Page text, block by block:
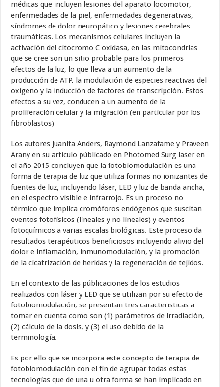
médicas que incluyen lesiones del aparato locomotor,
enfermedades de la piel, enfermedades degenerativas,
síndromes de dolor neuropático y lesiones cerebrales
traumáticas. Los mecanismos celulares incluyen la
activación del citocromo C oxidasa, en las mitocondrias
que se cree son un sitio probable para los primeros
efectos de la luz, lo que lleva a un aumento de la
producción de ATP, la modulación de especies reactivas del
oxígeno y la inducción de factores de transcripción. Estos
efectos a su vez, conducen a un aumento de la
proliferación celular y la migración (en particular por los
fibroblastos).
Los autores Juanita Anders, Raymond Lanzafame y Praveen
Arany en su artículo públicado en Photomed Surg laser en
el año 2015 concluyen que la fotobiomodulación es una
forma de terapia de luz que utiliza formas no ionizantes de
fuentes de luz, incluyendo láser, LED y luz de banda ancha,
en el espectro visible e infrarrojo. Es un proceso no
térmico que implica cromóforos endógenos que suscitan
eventos fotofísicos (lineales y no lineales) y eventos
fotoquímicos a varias escalas biológicas. Este proceso da
resultados terapéuticos beneficiosos incluyendo alivio del
dolor e inflamación, inmunomodulación, y la promoción
de la cicatrización de heridas y la regeneración de tejidos.
En el contexto de las públicaciones de los estudios
realizados con láser y LED que se utilizan por su efecto de
fotobiomodulación, se presentan tres caracteristicas a
tomar en cuenta como son (1) parámetros de irradiación,
(2) cálculo de la dosis, y (3) el uso debido de la
terminología.
Es por ello que se incorpora este concepto de terapia de
fotobiomodulación con el fin de agrupar todas estas
tecnologías que de una u otra forma se han implicado en